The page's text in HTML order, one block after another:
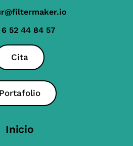
6 52 44 84 57
Cita
Portafolio
Inicio